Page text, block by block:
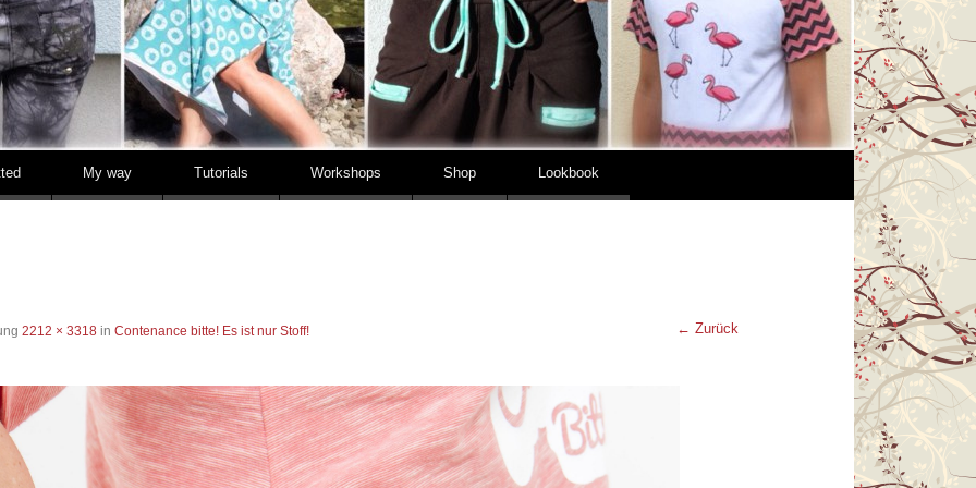
My way Tutorials Workshops Shop Lookbook
2212 × 3318in Contenance bitte! Es ist nur Stoff! ← Zurück